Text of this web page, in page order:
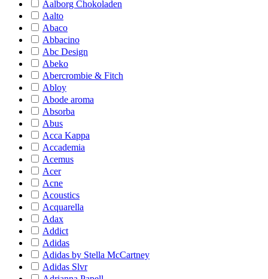
Aalborg Chokoladen
Aalto
Abaco
Abbacino
Abc Design
Abeko
Abercrombie & Fitch
Abloy
Abode aroma
Absorba
Abus
Acca Kappa
Accademia
Acemus
Acer
Acne
Acoustics
Acquarella
Adax
Addict
Adidas
Adidas by Stella McCartney
Adidas Slvr